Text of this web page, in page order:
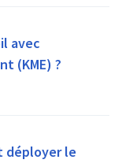
avec
(KME) ?
déployer le